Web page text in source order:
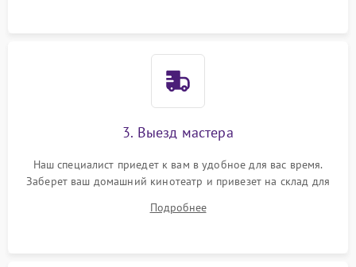
3. Выезд мастера
Наш специалист приедет к вам в удобное для вас время.
Заберет ваш домашний кинотеатр и привезет на склад для
Подробнее